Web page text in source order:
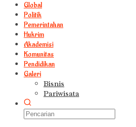
Global
Politik
Pemerintahan
Hukrim
Akademisi
Komunitas
Pendidikan
Galeri
Bisnis
Pariwisata